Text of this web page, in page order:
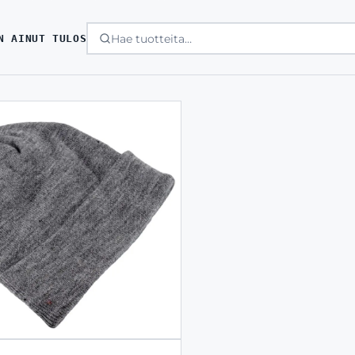
AINUT TULOS